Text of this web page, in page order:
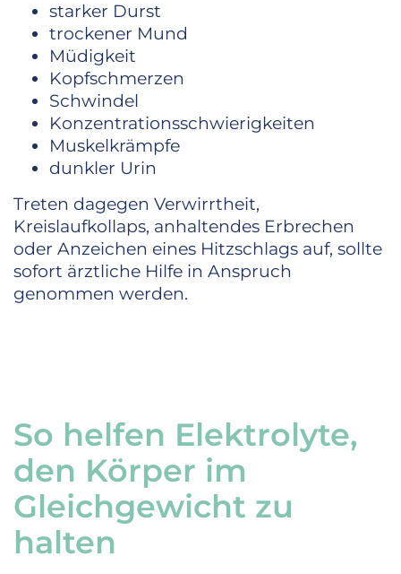
starker Durst
trockener Mund
Müdigkeit
Kopfschmerzen
Schwindel
Konzentrationsschwierigkeiten
Muskelkrämpfe
dunkler Urin
Treten dagegen Verwirrtheit,
Kreislaufkollaps, anhaltendes Erbrechen
oder Anzeichen eines Hitzschlags auf, sollte
sofort ärztliche Hilfe in Anspruch
genommen werden.
So helfen Elektrolyte,
den Körper im
Gleichgewicht zu
halten